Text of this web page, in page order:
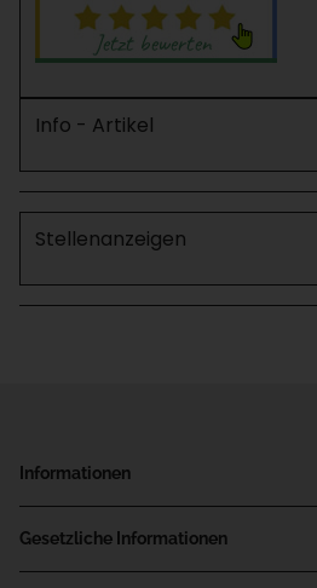
Info - Artikel
Stellenanzeigen
Informationen
Gesetzliche Informationen